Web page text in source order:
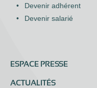
Devenir adhérent
Devenir salarié
ESPACE PRESSE
ACTUALITÉS